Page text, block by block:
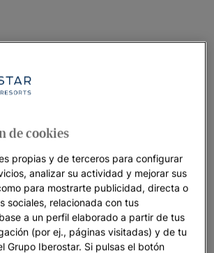
de cookies
propias y de terceros para configurar
analizar su actividad y mejorar sus
para mostrarte publicidad, directa o
sociales, relacionada con tus
a un perfil elaborado a partir de tus
(por ej., páginas visitadas) y de tu
Grupo Iberostar. Si pulsas el botón